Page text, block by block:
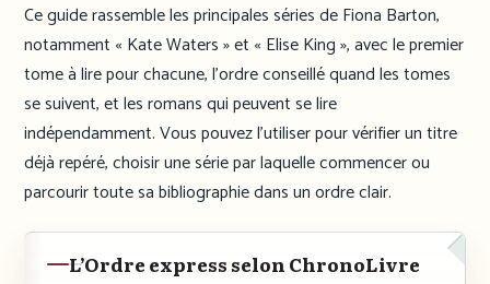
Ce guide rassemble les principales séries de Fiona Barton,
notamment « Kate Waters » et « Elise King », avec le premier
tome à lire pour chacune, l’ordre conseillé quand les tomes
se suivent, et les romans qui peuvent se lire
indépendamment. Vous pouvez l’utiliser pour vérifier un titre
déjà repéré, choisir une série par laquelle commencer ou
parcourir toute sa bibliographie dans un ordre clair.
L’Ordre express selon ChronoLivre